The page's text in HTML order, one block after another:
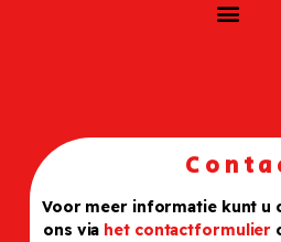
Voor meer informatie kunt u
ons via het contactformulier